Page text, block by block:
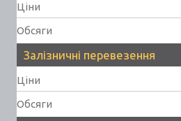
Ціни
Обсяги
Залізничні перевезення
Ціни
Обсяги